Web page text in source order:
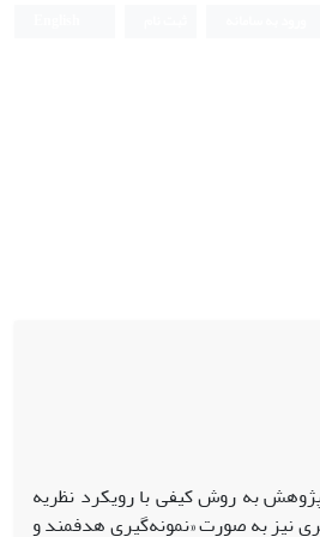
به روش کیفی با رویکرد نظریه
نیز به صورت «نمونه‌گیری هدفمند و